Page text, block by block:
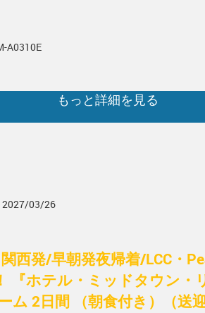
A0310E
もっと詳細を見る
2027/03/26
関西発/早朝発夜帰着/LCC・
『ホテル・ミッドタウン・
ム 2日間 （朝食付き）（送